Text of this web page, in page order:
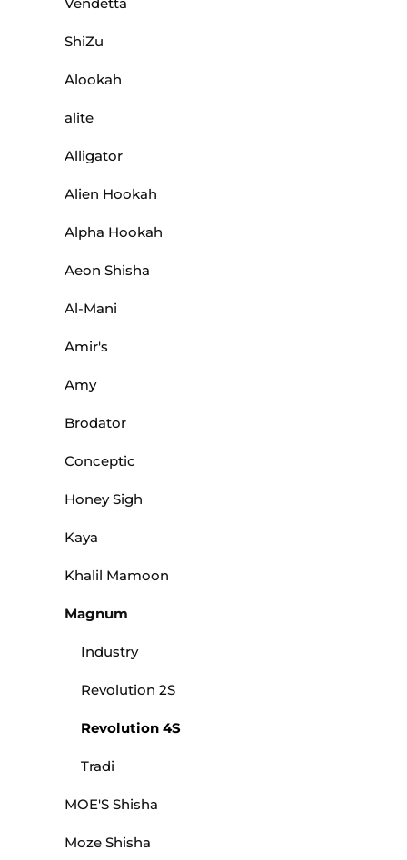
Vendetta
ShiZu
Alookah
alite
Alligator
Alien Hookah
Alpha Hookah
Aeon Shisha
Al-Mani
Amir's
Amy
Brodator
Conceptic
Honey Sigh
Kaya
Khalil Mamoon
Magnum
Industry
Revolution 2S
Revolution 4S
Tradi
MOE'S Shisha
Moze Shisha